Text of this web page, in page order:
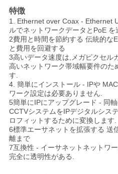
ュ
ー
ス
引
用
を
要
求
特徴
1. Ethernet over Coax - Ethernet
ルでネットワークデータとPoE
2費用と時間を節約する 伝統的な
と費用を回避する
3高いデータ速度は,メガピクセル
高いネットワーク帯域幅要件のた
す.
4. 簡単にインストール - IPや
ワーク設定は必要ありません.
5簡単にIPにアップグレード - 同
CCTVシステムをIPデジタルシス
ロフィットするために変換します.
6標準エーサネットを拡張する 送
離まで
7互換性 - イーサネットネットワ
完全に透明性がある.